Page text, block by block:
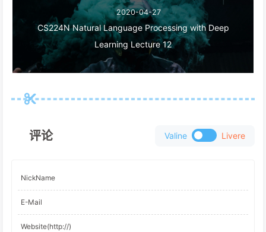
2020-04-27
CS224N Natural Language Processing with Deep
Learning Lecture 12
评论 Valine Livere